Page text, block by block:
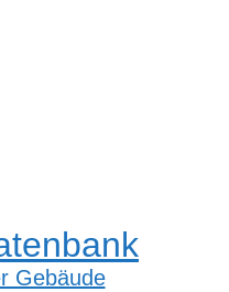
Gebäude